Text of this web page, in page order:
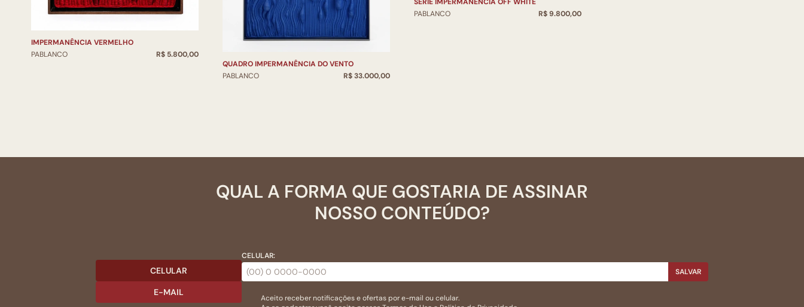
IMPERMANÊNCIA VERMELHO
PABLANCO
R$ 5.800,00
QUADRO IMPERMANÊNCIA DO VENTO
PABLANCO
R$ 33.000,00
SÉRIE IMPERMANÊNCIA OFF WHITE
PABLANCO
R$ 9.800,00
QUAL A FORMA QUE GOSTARIA DE ASSINAR
NOSSO CONTEÚDO?
CELULAR
E-MAIL
CELULAR:
SALVAR
Aceito receber notificações e ofertas por e-mail ou celular.